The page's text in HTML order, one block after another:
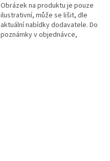
Obrázek na produktu je pouze
ilustrativní, může se lišit, dle
aktuální nabídky dodavatele. Do
poznámky v objednávce,